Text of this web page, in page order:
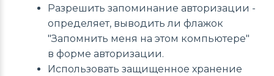
Разрешить запоминание авторизации -
определяет, выводить ли флажок
"Запомнить меня на этом компьютере"
в форме авторизации.
Использовать защищенное хранение